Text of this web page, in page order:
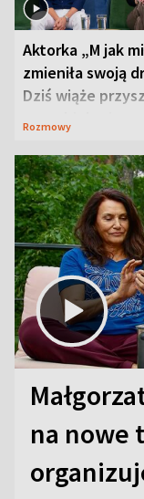
Aktorka „M jak
zmieniła swoją
Dziś wiąże
neurobiologią
Rozmowy
na nowe